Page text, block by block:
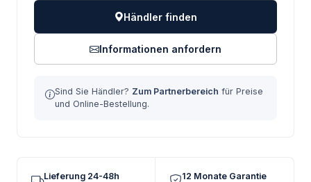
Händler finden
Informationen anfordern
Sind Sie Händler? Zum Partnerbereich für Preise
und Online-Bestellung.
Lieferung 24-48h 12 Monate Garantie